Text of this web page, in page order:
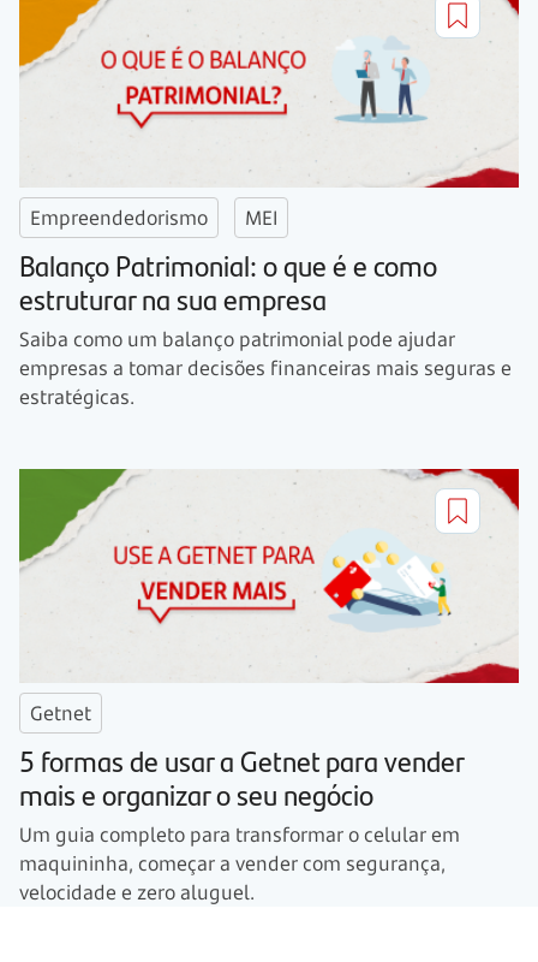
Empreendedorismo MEI
Balanço Patrimonial: o que é e como
estruturar na sua empresa
Saiba como um balanço patrimonial pode ajudar
empresas a tomar decisões financeiras mais seguras e
estratégicas.
Getnet
5 formas de usar a Getnet para vender
mais e organizar o seu negócio
Um guia completo para transformar o celular em
maquininha, começar a vender com segurança,
velocidade e zero aluguel.